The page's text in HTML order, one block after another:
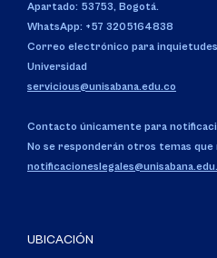
Apartado: 53753, Bogotá.
WhatsApp: +57 3205164838
Correo electrónico para
Universidad
servicious@unisabana.edu.co
Contacto únicamente para
No se responderán otros temas que
UBICACIÓN